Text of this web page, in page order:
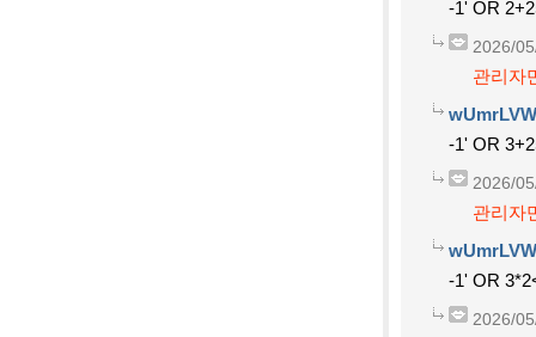
-1' OR
2026/
관리자
-1' OR
2026/
관리자
-1' OR
2026/